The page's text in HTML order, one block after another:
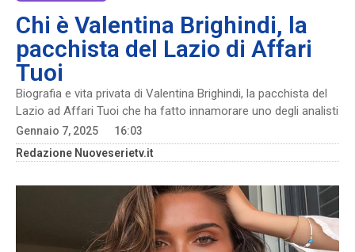
Chi è Valentina Brighindi, la
pacchista del Lazio di Affari
Tuoi
Biografia e vita privata di Valentina Brighindi, la pacchista del
Lazio ad Affari Tuoi che ha fatto innamorare uno degli analisti
Gennaio 7, 2025
16:03
Redazione Nuoveserietv.it